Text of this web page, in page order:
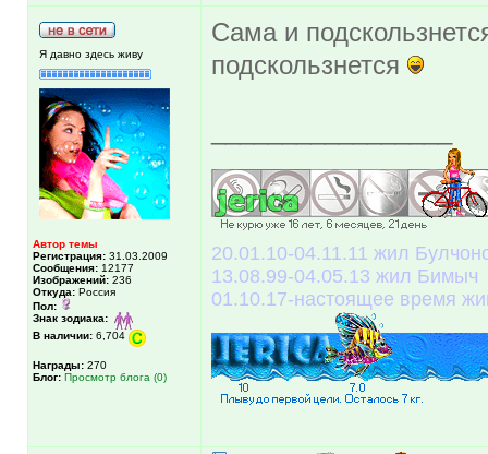
Я давно здесь живу
Автор темы
Регистрация: 31.03.2009
Сообщения: 12177
Изображений: 236
Откуда: Россия
Пол:
Знак зодиака:
В наличии: 6,704
Награды: 270
Блог: Просмотр блога (0)
Сама и
подскользнется
20.01.10-04.11.11 жил
13.08.99-04.05.13 жил Бимыч
01.10.17-настоящее время